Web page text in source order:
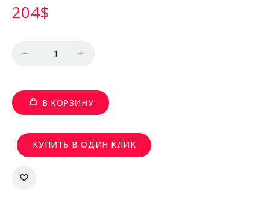
204$
В КОРЗИНУ
КУПИТЬ В ОДИН КЛИК